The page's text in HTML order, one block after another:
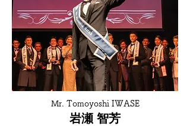
Mr. Tomoyoshi IWASE
岩瀬 智芳